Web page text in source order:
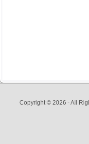
Copyright © 2026 - All